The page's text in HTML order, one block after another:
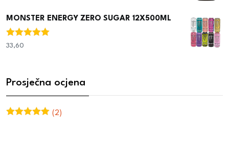
MONSTER ENERGY ZERO SUGAR 12X500ML
Ocjenjeno
33,60
Prosječna ocjena
(2)